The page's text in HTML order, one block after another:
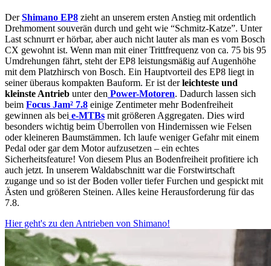
DerShimano EP8 zieht an unserem ersten Anstieg mit ordentlich
Drehmoment souverän durch und geht wie “Schmitz-Katze”. Unter
Last schnurrt er hörbar, aber auch nicht lauter als man es vom Bosch
CX gewohnt ist. Wenn man mit einer Trittfrequenz von ca. 75 bis 95
Umdrehungen fährt, steht der EP8 leistungsmäßig auf Augenhöhe
mit dem Platzhirsch von Bosch. Ein Hauptvorteil des EP8 liegt in
seiner überaus kompakten Bauform. Er ist derleichteste und
kleinste Antrieb unter den Power-Motoren. Dadurch lassen sich
beim Focus Jam² 7.8 einige Zentimeter mehr Bodenfreiheit
gewinnen als bei e-MTBs mit größeren Aggregaten. Dies wird
besonders wichtig beim Überrollen von Hindernissen wie Felsen
oder kleineren Baumstämmen. Ich laufe weniger Gefahr mit einem
Pedal oder gar dem Motor aufzusetzen – ein echtes
Sicherheitsfeature! Von diesem Plus an Bodenfreiheit profitiere ich
auch jetzt. In unserem Waldabschnitt war die Forstwirtschaft
zugange und so ist der Boden voller tiefer Furchen und gespickt mit
Ästen und größeren Steinen. Alles keine Herausforderung für das
7.8.
Hier geht's zu den Antrieben von Shimano!